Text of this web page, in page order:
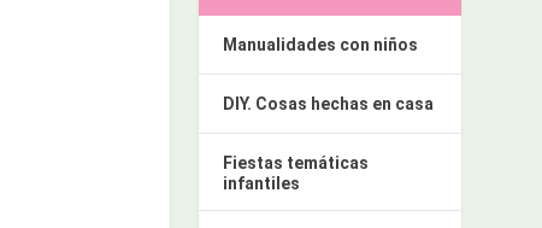
Manualidades con niños
DIY. Cosas hechas en casa
Fiestas temáticas
infantiles